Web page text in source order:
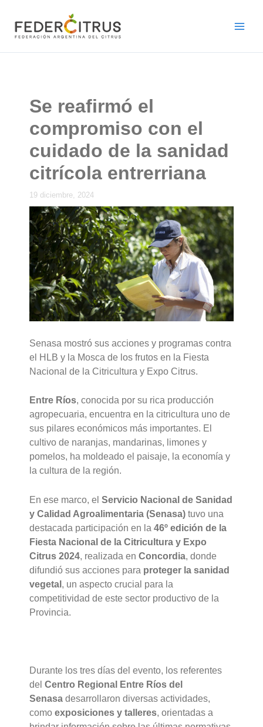
contenido
Se reafirmó el
compromiso con el
cuidado de la sanidad
citrícola entrerriana
19 diciembre, 2024
Senasa mostró sus acciones y programas contra
el HLB y la Mosca de los frutos en la Fiesta
Nacional de la Citricultura y Expo Citrus.
Entre Ríos, conocida por su rica producción
agropecuaria, encuentra en la citricultura uno de
sus pilares económicos más importantes. El
cultivo de naranjas, mandarinas, limones y
pomelos, ha moldeado el paisaje, la economía y
la cultura de la región.
En ese marco, elServicio Nacional de Sanidad
y Calidad Agroalimentaria (Senasa) tuvo una
destacada participación en la46º edición de la
Fiesta Nacional de la Citricultura y Expo
Citrus 2024, realizada enConcordia, donde
difundió sus acciones para proteger la sanidad
vegetal , un aspecto crucial para la
competitividad de este sector productivo de la
Provincia.
Durante los tres días del evento, los referentes
delCentro Regional Entre Ríos del
Senasa desarrollaron diversas actividades,
comoexposiciones y talleres, orientadas a